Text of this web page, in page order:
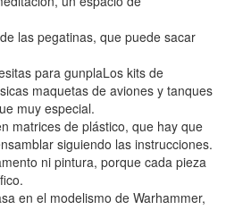
las pegatinas, que puede sacar
para gunplaLos kits de
maquetas de aviones y tanques
muy especial.
matrices de plástico, que hay que
siguiendo las instrucciones.
ni pintura, porque cada pieza
en el modelismo de Warhammer,